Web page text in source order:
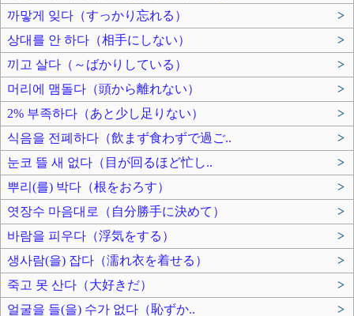
까맣게 잊다（すっかり忘れる）
>
상대를 안 하다（相手にしない）
>
끼고 살다（～ばかりしている）
>
머리에 맴돌다（頭から離れない）
>
2% 부족하다（あと少し足りない）
>
식음을 전폐하다（飲まず食わずで過ご..
>
눈코 뜰 새 없다（目が回るほど忙し..
>
뿌리(를) 박다（根をおろす）
>
엿장수 마음대로（自分勝手に決めて）
>
바람을 피우다（浮気をする）
>
생사람(을) 잡다（濡れ衣を着せる）
>
죽고 못 산다（大好きだ）
>
얼굴을 들(을) 수가 없다（恥ずか..
>